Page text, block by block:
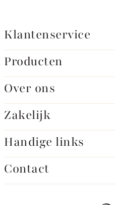
Klantenservice
Producten
Over ons
Zakelijk
Handige links
Contact